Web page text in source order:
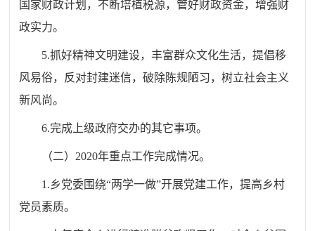
国家财政计划，不断培植税源，管好财政资金，增强财
政实力。
5.抓好精神文明建设，丰富群众文化生活，提倡移
风易俗，反对封建迷信，破除陈规陋习，树立社会主义
新风尚。
6.完成上级政府交办的其它事项。
（二） 2020年重点工作完成情况。
1 .乡党委围绕“两学一做”开展党建工作，提高乡村
党员素质。